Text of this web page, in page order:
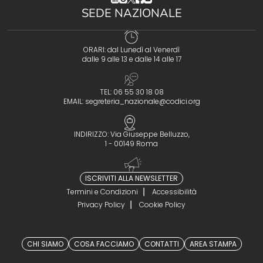
SEDE NAZIONALE
ORARI: dal Lunedì al Venerdì
dalle 9 alle 13 e dalle 14 alle 17
TEL: 06 55 30 18 08
EMAIL: segreteria_nazionale@codici.org
INDIRIZZO: Via Giuseppe Belluzzo,
1 - 00149 Roma
ISCRIVITI ALLA NEWSLETTER
Termini e Condizioni
Accessibilità
Privacy Policy
Cookie Policy
CHI SIAMO COSA FACCIAMO CONTATTI AREA STAMPA